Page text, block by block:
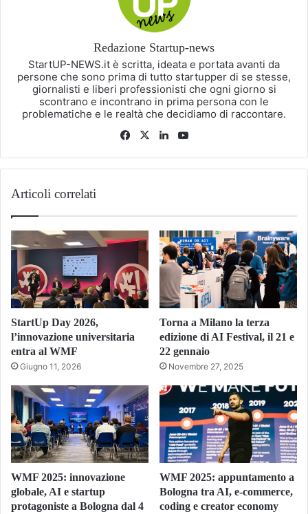
Redazione Startup-news
StartUP-NEWS.it è scritta, ideata e portata avanti da
persone che sono prima di tutto startupper di se stesse,
giornalisti e liberi professionisti che ogni giorno si
scontrano e incontrano in prima persona con le
problematiche e le realtà che decidiamo di raccontare.
Facebook
X LinkedIn
Articoli correlati
StartUp Day 2026,
l’innovazione universitaria
entra al WMF
Giugno 11, 2026
Torna a Milano la terza
edizione di AI Festival, il 21 e
22 gennaio
Novembre 27, 2025
WMF 2025: innovazione
globale, AI e startup
protagoniste a Bologna dal 4
WMF 2025: appuntamento a
Bologna tra AI, e-commerce,
coding e creator economy